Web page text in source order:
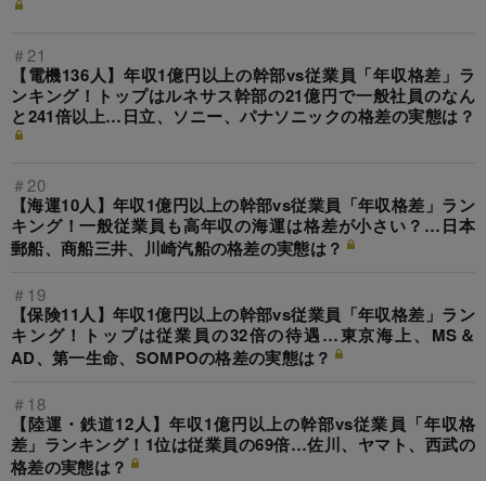
＃21
【電機136人】年収1億円以上の幹部vs従業員「年収格差」ラ
ンキング！トップはルネサス幹部の21億円で一般社員のなん
と241倍以上…日立、ソニー、パナソニックの格差の実態は？
＃20
【海運10人】年収1億円以上の幹部vs従業員「年収格差」ラン
キング！一般従業員も高年収の海運は格差が小さい？…日本
郵船、商船三井、川崎汽船の格差の実態は？
＃19
【保険11人】年収1億円以上の幹部vs従業員「年収格差」ラン
キング！トップは従業員の32倍の待遇…東京海上、MS＆
AD、第一生命、SOMPOの格差の実態は？
＃18
【陸運・鉄道12人】年収1億円以上の幹部vs従業員「年収格
差」ランキング！1位は従業員の69倍…佐川、ヤマト、西武の
格差の実態は？